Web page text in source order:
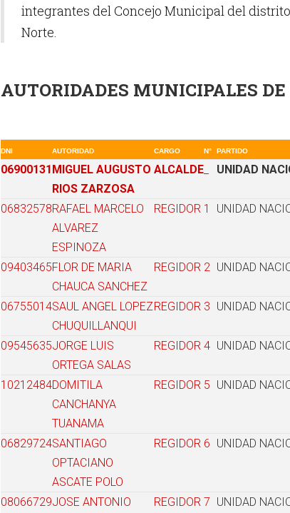
integrantes del Concejo Municipal del
Norte.
AUTORIDADES MUNICIPALES
DNI AUTORIDAD CARGO N° PARTIDO
06900131MIGUEL AUGUSTO
RIOS ZARZOSA
ALCALDE UNIDAD
06832578RAFAEL MARCELO
ALVAREZ
ESPINOZA
REGIDOR 1 UNIDAD
09403465FLOR DE MARIA
CHAUCA SANCHEZ
REGIDOR 2 UNIDAD
06755014SAUL ANGEL LOPEZ
CHUQUILLANQUI
REGIDOR 3 UNIDAD
09545635JORGE LUIS
ORTEGA SALAS
REGIDOR 4 UNIDAD
10212484DOMITILA
CANCHANYA
TUANAMA
REGIDOR 5 UNIDAD
06829724SANTIAGO
OPTACIANO
ASCATE POLO
REGIDOR 6 UNIDAD
08066729JOSE ANTONIO
REGIDOR 7 UNIDAD